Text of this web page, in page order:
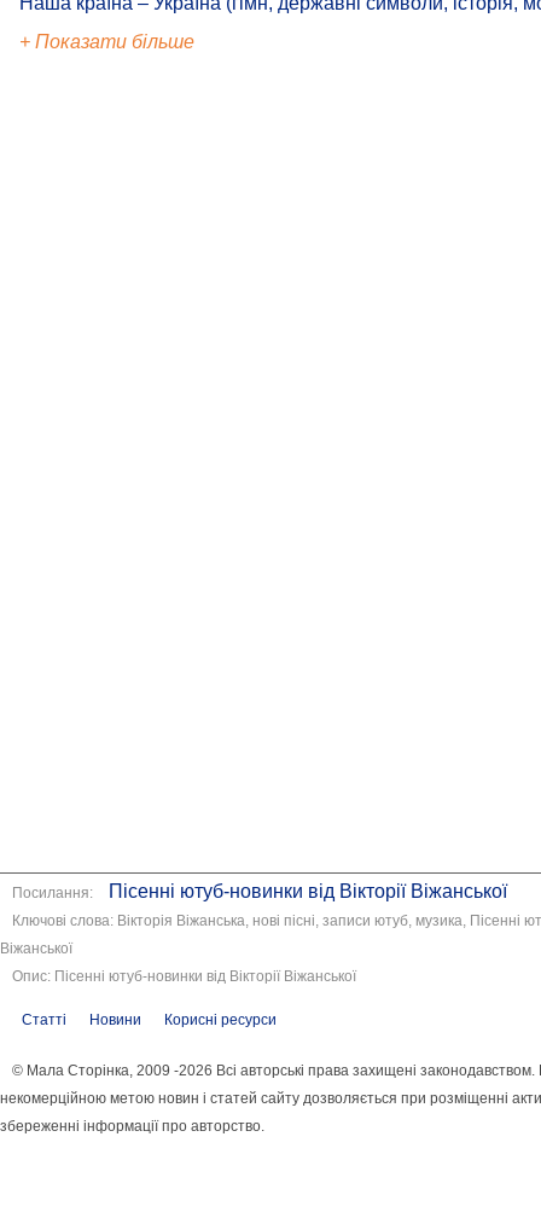
+ Показати більше
Посилання: Пісенні ютуб-новинки від Вікторії Віжанської
Ключові слова: Вікторія Віжанська, нові пісні, записи ютуб, музика, Пісенні
Віжанської
Опис: Пісенні ютуб-новинки від Вікторії Віжанської
Статті Новини Корисні ресурси
© Мала Сторінка, 2009 -2026 Всі авторські права захищені
некомерційною метою новин і статей сайту дозволяється при розміщенні
збереженні інформації про авторство.